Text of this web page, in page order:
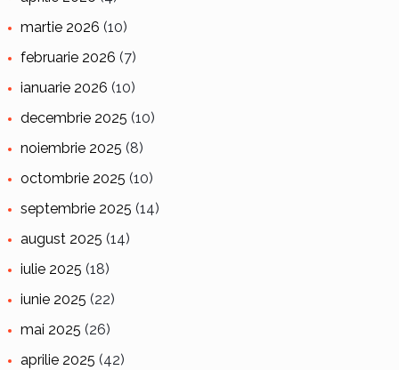
martie 2026 (10)
februarie 2026 (7)
ianuarie 2026 (10)
decembrie 2025 (10)
noiembrie 2025 (8)
octombrie 2025 (10)
septembrie 2025 (14)
august 2025 (14)
iulie 2025 (18)
iunie 2025 (22)
mai 2025 (26)
aprilie 2025 (42)